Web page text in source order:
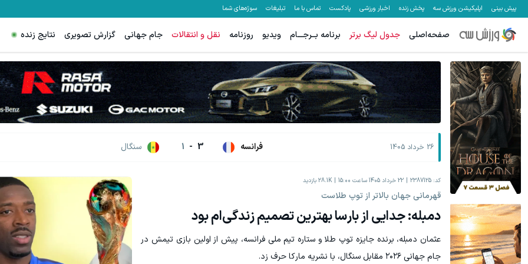
پیش بینی اپلیکیشن ورزش سه پخش زنده اخبار ورزشی پادکست تماس با ما تبلیغات سوژه‌های شما
صفحه‌اصلی جدول لیگ برتر برنامه بــرجـــام ویدیو روزنامه نقل و انتقالات جام جهانی گزارش تصویری نتایج زنده
26 خرداد 1405 فرانسه 3
-
1 سنگال
کد: 2387125 22 خرداد 1405 ساعت 15:00 28.1K بازدید
قهرمانی جهان بالاتر از توپ طلاست
دمبله: جدایی از بارسا بهترین تصمیم زندگی‌ام بود
عثمان دمبله، برنده جایزه توپ طلا و ستاره تیم ملی فرانسه، پیش از اولین بازی تیمش در
جام جهانی ۲۰۲۶ مقابل سنگال، با نشریه مارکا حرف زد.